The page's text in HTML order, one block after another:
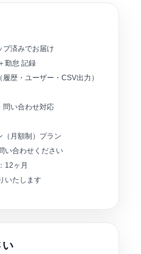
プ済みでお届け
勤怠 記録
履歴・ユーザー・CSV出力）
問い合わせ対応
（月額制）プラン
合わせください
ヶ月
たします
い